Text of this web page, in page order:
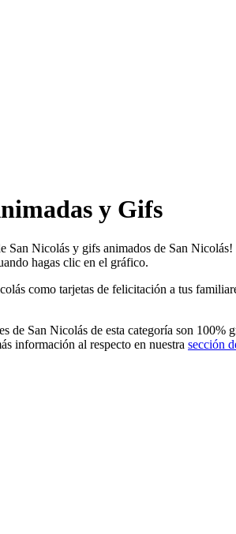
y Gifs
San Nicolás y gifs animados de San
hagas clic en el gráfico.
como tarjetas de felicitación a tus
de San Nicolás de esta categoría son
información al respecto en nuestra sección